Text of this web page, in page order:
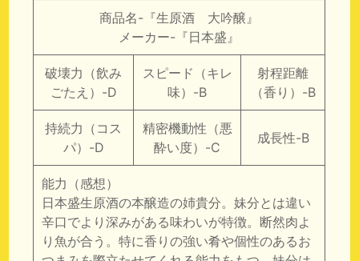
商品名-『生原酒 大吟醸』
メーカー-『日本盛』
破壊力（飲み
ごたえ）-D
スピード（キレ
味）-B
射程距離
（香り）-B
持続力（コス
パ）-D
精密機動性（悪
酔い度）-C
成長性-B
能力（感想）
日本盛生原酒の本醸造の姉貴分。妹分とは違い
辛口でより深みがある味わいが特徴。断然肉よ
り魚が合う。特に香りの強い肴や個性のあるお